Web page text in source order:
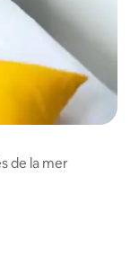
de la mer